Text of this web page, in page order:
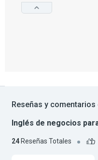
Reseñas y
Inglés de negocios
24 Reseñas Totales